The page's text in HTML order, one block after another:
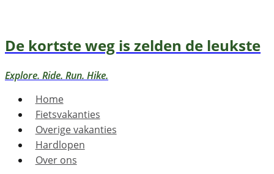
De kortste weg is zelden de leukste
Explore. Ride. Run. Hike.
Home
Fietsvakanties
Overige vakanties
Hardlopen
Over ons